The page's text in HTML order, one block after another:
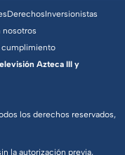
los derechos reservados,
la autorización previa,
DerechosInversionistas
nosotros
cumplimiento
Azteca III y